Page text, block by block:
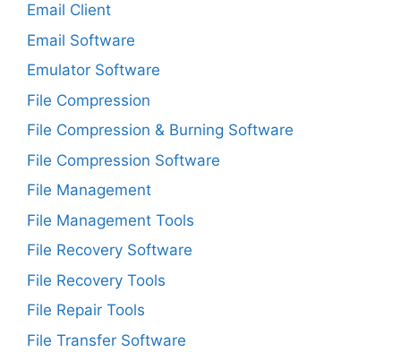
Email Client
Email Software
Emulator Software
File Compression
File Compression & Burning Software
File Compression Software
File Management
File Management Tools
File Recovery Software
File Recovery Tools
File Repair Tools
File Transfer Software